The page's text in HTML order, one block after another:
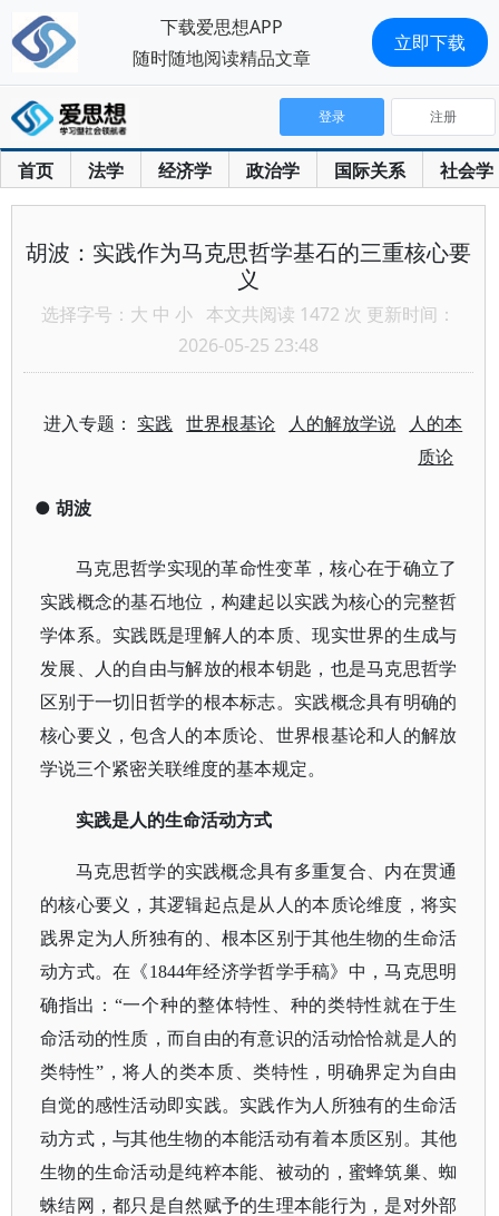
首页 法学 经济学 政治学 国际关系 社会学
登录 注册
胡波：实践作为马克思哲学基石的三重核心要
义
选择字号： 大 中 小 本文共阅读 1472 次 更新时间：
2026-05-25 23:48
进入专题： 实践 世界根基论 人的解放学说
人的本
质论
● 胡波
马克思哲学实现的革命性变革，核心在于确立了
实践概念的基石地位，构建起以实践为核心的完整哲
学体系。实践既是理解人的本质、现实世界的生成与
发展、人的自由与解放的根本钥匙，也是马克思哲学
区别于一切旧哲学的根本标志。实践概念具有明确的
核心要义，包含人的本质论、世界根基论和人的解放
学说三个紧密关联维度的基本规定。
实践是人的生命活动方式
马克思哲学的实践概念具有多重复合、内在贯通
的核心要义，其逻辑起点是从人的本质论维度，将实
践界定为人所独有的、根本区别于其他生物的生命活
动方式。在《1844年经济学哲学手稿》中，马克思明
确指出：“一个种的整体特性、种的类特性就在于生
命活动的性质，而自由的有意识的活动恰恰就是人的
类特性”，将人的类本质、类特性，明确界定为自由
自觉的感性活动即实践。实践作为人所独有的生命活
动方式，与其他生物的本能活动有着本质区别。其他
生物的生命活动是纯粹本能、被动的，蜜蜂筑巢、蜘
蛛结网，都只是自然赋予的生理本能行为，是对外部
下载爱思想APP
随时随地阅读精品文章
立即下载